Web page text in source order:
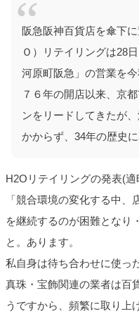
阪急阪神百貨店を傘下
Ｏ）リテイリングは28
河原町阪急」の営業を
７６年の開店以来、京
ンをリードしてきたが
かからず、34年の歴史
H2Oリテイリングの発表(
「競合環境の変化する中
を継続するのが困難となり
と。あります。
私自身は待ち合わせに使っ
真珠・宝飾関連の業者は百
うですから、頻繁に取り上